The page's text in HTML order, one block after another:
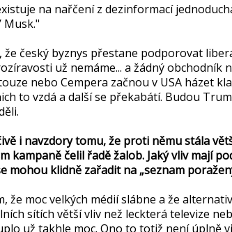
na nařčení z dezinformací
Musk."
že český byznys přestane podporovat
už nemáme... a žádný obchodník
nebo Cempera začnou v USA házet
to vzdá a další se překabátí. Budou
i navzdory tomu, že proti němu stála
kampaně čelil řadě žalob. Jaký vliv mají
mohou klidně zařadit na „seznam
že moc velkých médií slábne a že
sítích větší vliv než leckterá televize
už takhle moc. Ono to totiž není úplně